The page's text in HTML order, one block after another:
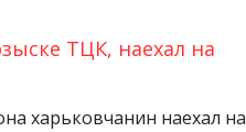
ТЦК, наехал на
харьковчанин наехал на